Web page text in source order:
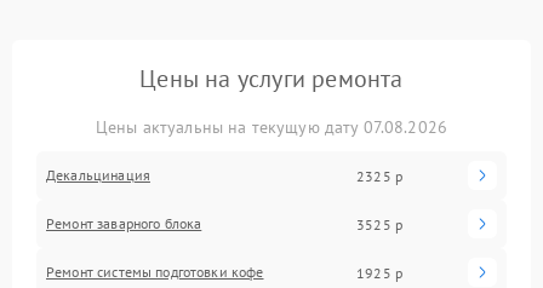
Цены на услуги ремонта
Цены актуальны на текущую дату 07.08.2026
Декальцинация 2325 р
Ремонт заварного блока 3525 р
Ремонт системы подготовки кофе 1925 р